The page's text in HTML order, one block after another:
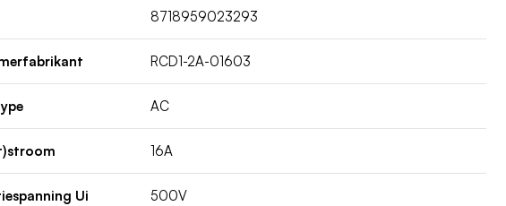
8718959023293
RCD1-2A-01603
AC
16A
Ui 500V